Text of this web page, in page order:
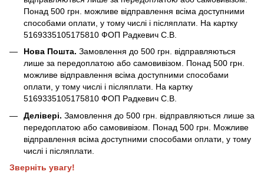
Понад 500 грн. можливе відправлення всіма доступними
способами оплати, у тому числі і післяплати. На картку
5169335105175810 ФОП Радкевич С.В.
Нова Пошта. Замовлення до 500 грн. відправляються
лише за передоплатою або самовивізом. Понад 500 грн.
можливе відправлення всіма доступними способами
оплати, у тому числі і післяплати. На картку
5169335105175810 ФОП Радкевич С.В.
Делівері. Замовлення до 500 грн. відправляються лише за
передоплатою або самовивізом. Понад 500 грн. Можливе
відправлення всіма доступними способами оплати, у тому
числі і післяплати.
Зверніть увагу!